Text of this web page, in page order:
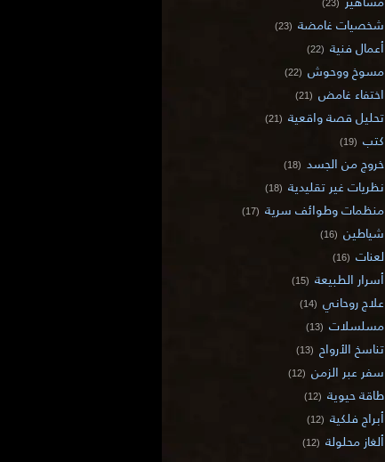
(23)
شخصيات غامضة (23)
أعمال فنية (22)
مسوخ ووحوش (22)
اختفاء غامض (21)
تحليل قصة واقعية (21)
كتب (19)
خروج من الجسد (18)
نظريات غير تقليدية (18)
منظمات وطوائف سرية (17)
شياطين (16)
لعنات (16)
أسرار الطبيعة (15)
علاج روحاني (14)
مسلسلات (13)
تناسخ الأرواح (13)
سفر عبر الزمن (12)
طاقة حيوية (12)
أبراج فلكية (12)
ألغاز محلولة (12)